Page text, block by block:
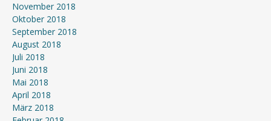
November 2018
Oktober 2018
September 2018
August 2018
Juli 2018
Juni 2018
Mai 2018
April 2018
März 2018